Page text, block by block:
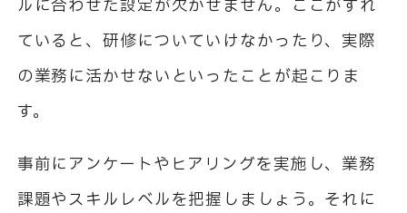
ルに合わせた設定が欠かせません。ここがずれ
ていると、研修についていけなかったり、実際
の業務に活かせないといったことが起こりま
す。
事前にアンケートやヒアリングを実施し、業務
課題やスキルレベルを把握しましょう。それに